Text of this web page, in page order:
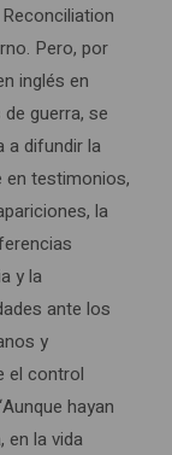
Pero, por
inglés en
guerra, se
a difundir la
en testimonios,
la
y la
ante los
y
el control
hayan
en la vida